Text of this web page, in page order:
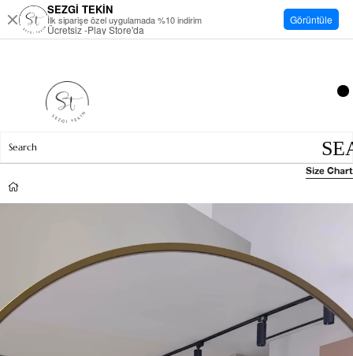
Size Chart
SEZGİ TEKİN
İlk siparişe özel uygulamada %10 indirim
Ücretsiz -Play Store'da
Görüntüle